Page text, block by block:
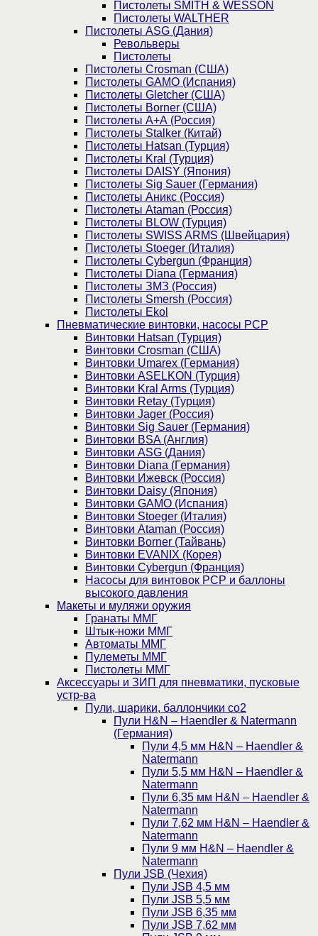
Пистолеты SMITH & WESSON
Пистолеты WALTHER
Пистолеты ASG (Дания)
Револьверы
Пистолеты
Пистолеты Crosman (США)
Пистолеты GAMO (Испания)
Пистолеты Gletcher (США)
Пистолеты Borner (США)
Пистолеты А+А (Россия)
Пистолеты Stalker (Китай)
Пистолеты Hatsan (Турция)
Пистолеты Kral (Турция)
Пистолеты DAISY (Япония)
Пистолеты Sig Sauer (Германия)
Пистолеты Аникс (Россия)
Пистолеты Ataman (Россия)
Пистолеты BLOW (Турция)
Пистолеты SWISS ARMS (Швейцария)
Пистолеты Stoeger (Италия)
Пистолеты Cybergun (Франция)
Пистолеты Diana (Германия)
Пистолеты ЗМЗ (Россия)
Пистолеты Smersh (Россия)
Пистолеты Ekol
Пневматические винтовки, насосы PCP
Винтовки Hatsan (Турция)
Винтовки Crosman (США)
Винтовки Umarex (Германия)
Винтовки ASELKON (Турция)
Винтовки Kral Arms (Турция)
Винтовки Retay (Турция)
Винтовки Jager (Россия)
Винтовки Sig Sauer (Германия)
Винтовки BSA (Англия)
Винтовки ASG (Дания)
Винтовки Diana (Германия)
Винтовки Ижевск (Россия)
Винтовки Daisy (Япония)
Винтовки GAMO (Испания)
Винтовки Stoeger (Италия)
Винтовки Ataman (Россия)
Винтовки Borner (Тайвань)
Винтовки EVANIX (Корея)
Винтовки Cybergun (Франция)
Насосы для винтовок PCP и баллоны
высокого давления
Макеты и муляжи оружия
Гранаты ММГ
Штык-ножи ММГ
Автоматы ММГ
Пулеметы ММГ
Пистолеты ММГ
Аксессуары и ЗИП для пневматики, пусковые
устр-ва
Пули, шарики, баллончики со2
Пули H&N – Haendler & Natermann
(Германия)
Пули 4,5 мм H&N – Haendler &
Natermann
Пули 5,5 мм H&N – Haendler &
Natermann
Пули 6,35 мм H&N – Haendler &
Natermann
Пули 7,62 мм H&N – Haendler &
Natermann
Пули 9 мм H&N – Haendler &
Natermann
Пули JSB (Чехия)
Пули JSB 4,5 мм
Пули JSB 5,5 мм
Пули JSB 6,35 мм
Пули JSB 7,62 мм